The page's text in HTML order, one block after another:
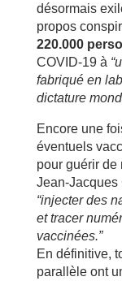
désormais
propos
220.000
COVID-19 à
fabriqué en
dictature
Encore une
éventuels
pour guérir de
Jean-Jacques
“injecter des
et tracer
vaccinées.”
En définitive,
parallèle ont